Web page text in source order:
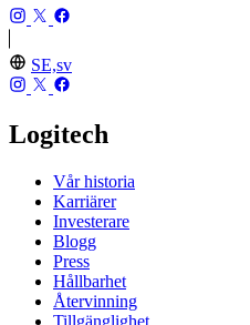
SE,sv
Logitech
Vår historia
Karriärer
Investerare
Blogg
Press
Hållbarhet
Återvinning
Tillgänglighet